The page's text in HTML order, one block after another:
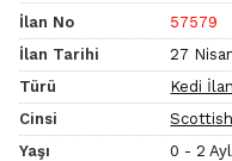
İlan No
57579
İlan Tarihi
27
Türü
Kedi
Cinsi
Yaşı
0 - 2